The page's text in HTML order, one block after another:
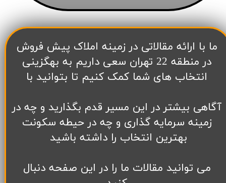
​ما با ارائه مقالاتی در زمینه املاک پیش فروش
در منطقه 22 تهران سعی داریم به بهگزینی
انتخاب های شما کمک کنیم تا بتوانید با
آگاهی بیشتر در این مسیر قدم بگذارید و چه در
زمینه سرمایه گذاری و چه در حیطه سکونت
بهترین انتخاب را داشته باشید
می توانید مقالات ما را در این صفحه دنبال